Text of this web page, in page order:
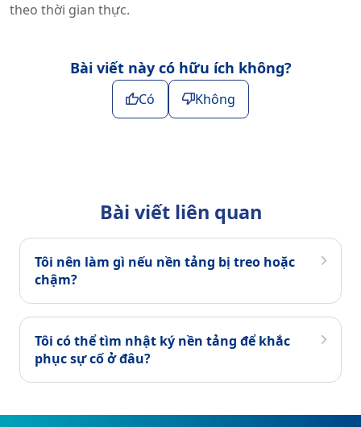
theo thời gian thực.
Bài viết này có hữu ích không?
Có Không
Bài viết liên quan
Tôi nên làm gì nếu nền tảng bị treo hoặc
chậm?
Tôi có thể tìm nhật ký nền tảng để khắc
phục sự cố ở đâu?